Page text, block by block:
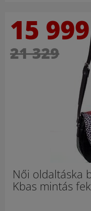
15 999
21 329
Női oldaltáska
Kbas mintás